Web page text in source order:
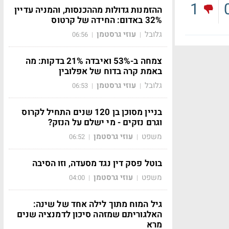
1
ההזמנות גדולות מההכנסות, והמניה עדיין
32% באדום: החידה של קרטוס
גלובל | עוזי גרסטמן |
06:56
צמחה ב-53% ואיבדה 21% בדקות: מה
באמת קרה בדוח של אפלובין
גלובל | עוזי גרסטמן |
06:53
בניין מסוכן בן 120 שנים התחיל לקרוס
וגרם נזקים - מי ישלם על הנזק?
משפט | עוזי גרסטמן |
06:52
בוטל פסק דין נגד מסעדה, וזו הסיבה
משפט | עוזי גרסטמן |
04:00
גיל המוח מתוך לילה אחד של שינה:
האלגוריתם שמזהה סיכון לדמנציה שנים
מרא